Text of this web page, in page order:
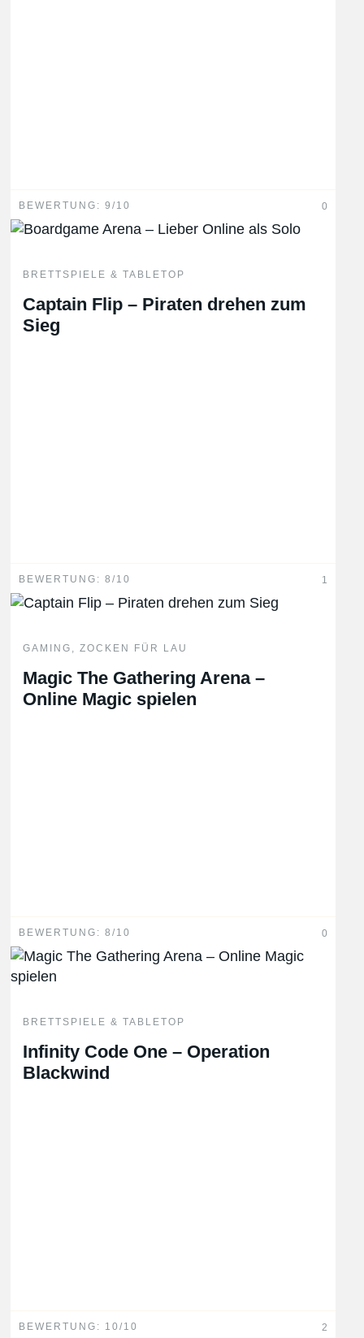
BEWERTUNG: 9/10 0
BRETTSPIELE & TABLETOP
Captain Flip – Piraten drehen zum
Sieg
BEWERTUNG: 8/10 1
GAMING ,ZOCKEN FÜR LAU
Magic The Gathering Arena –
Online Magic spielen
BEWERTUNG: 8/10 0
BRETTSPIELE & TABLETOP
Infinity Code One – Operation
Blackwind
BEWERTUNG: 10/10 2